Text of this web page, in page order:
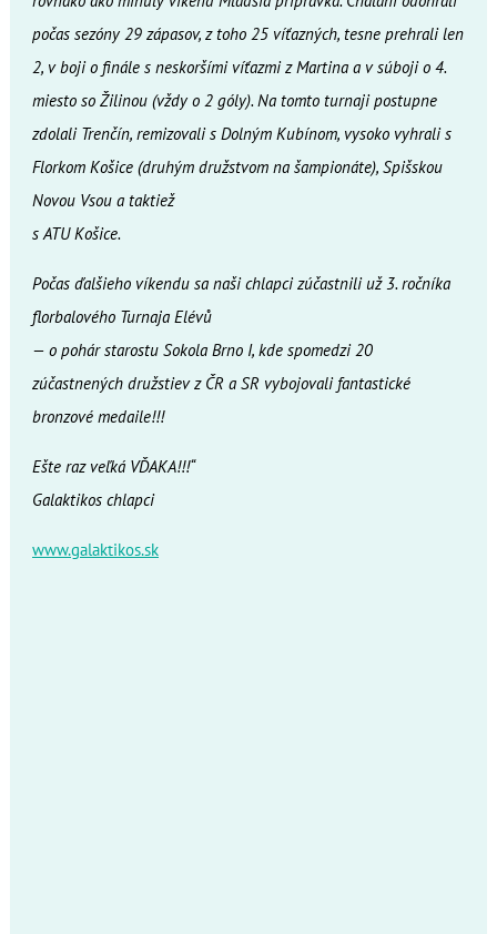
počas sezóny 29 zápasov, z toho 25 víťazných, tesne prehrali len
2, v boji o finále s neskoršími víťazmi z Martina a v súboji o 4.
miesto so Žilinou (vždy o 2 góly). Na tomto turnaji postupne
zdolali Trenčín, remizovali s Dolným Kubínom, vysoko vyhrali s
Florkom Košice (druhým družstvom na šampionáte), Spišskou
Novou Vsou a taktiež
s ATU Košice.
Počas ďalšieho víkendu sa naši chlapci zúčastnili už 3. ročníka
florbalového Turnaja Elévů
— o pohár starostu Sokola Brno I, kde spomedzi 20
zúčastnených družstiev z ČR a SR vybojovali fantastické
bronzové medaile!!!
Ešte raz veľká VĎAKA!!!“
Galaktikos chlapci
www.galaktikos.sk